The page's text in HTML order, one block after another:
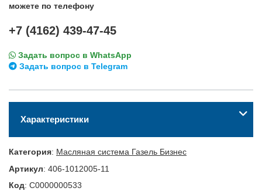
можете по телефону
+7 (4162) 439-47-45
Задать вопрос в WhatsApp
Задать вопрос в Telegram
Характеристики
Категория: Масляная система Газель Бизнес
Артикул: 406-1012005-11
Код: С0000000533